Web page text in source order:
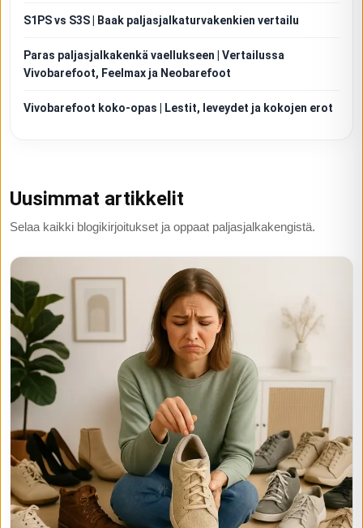
S1PS vs S3S | Baak paljasjalkaturvakenkien vertailu
Paras paljasjalkakenkä vaellukseen | Vertailussa
Vivobarefoot, Feelmax ja Neobarefoot
Vivobarefoot koko-opas | Lestit, leveydet ja kokojen erot
Uusimmat artikkelit
Selaa kaikki blogikirjoitukset ja oppaat paljasjalkakengistä.